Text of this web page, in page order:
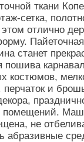
ткани
сетка,
этом отлично
Пайеточная
станет
пошива
костюмов,
перчаток и
помещений.
не
абразивные